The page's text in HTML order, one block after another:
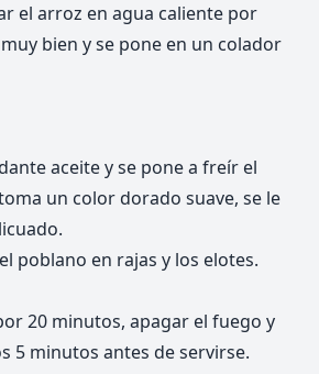
el arroz en agua caliente por
bien y se pone en un colador
aceite y se pone a freír el
un color dorado suave, se le
poblano en rajas y los elotes.
20 minutos, apagar el fuego y
5 minutos antes de servirse.